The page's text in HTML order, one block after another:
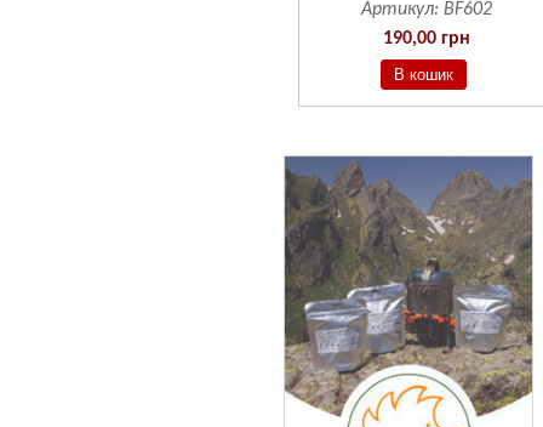
Артикул: BF602
190,00 грн